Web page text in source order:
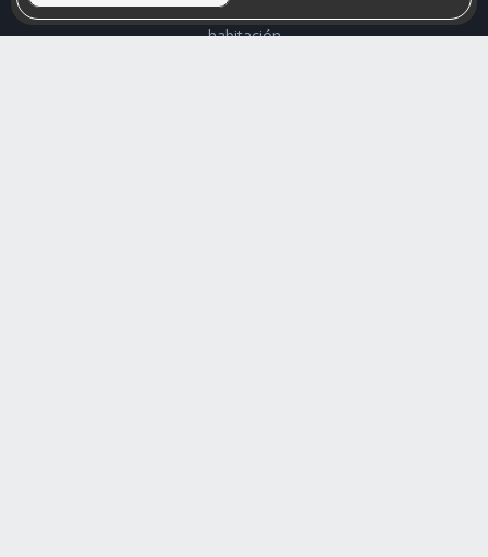
Relacionamos personas que arriendan con las que buscan una
habitación